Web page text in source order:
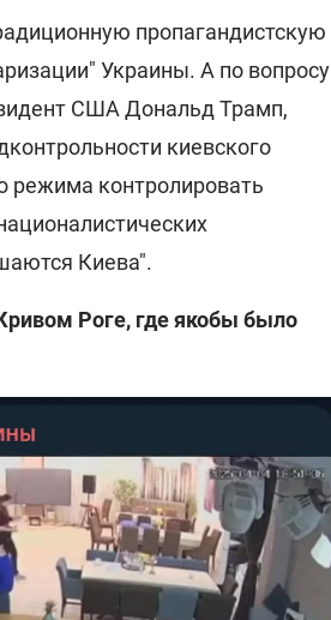
пропагандистскую
Украины. А по вопросу
США Дональд Трамп,
киевского
режима контролировать
Киева".
Роге, где якобы было